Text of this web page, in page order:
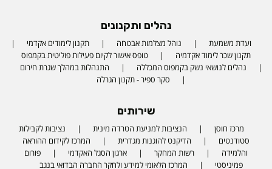
נהלים ותקנונים
ועדת משמעת נוהל מצלמות אבטחה
תקנון לימודים אקדמי
תקנון שכר לימוד אקדמיה
טופס אישור לקיום פעילות פוליטית בקמפוס
נהלים לנושאי נשק בקמפוס המכללה
התנהלות במהלך שגרת חירום
סקר ספיר - תקנון הגרלה
שירותים
מרכז חוסן הנציבות למניעת הטרדה מינית
נציבות לקבילות
סטודנטים
הדיקנט להוגנות מגדרית
המרכז לקידום ההוראה
והלמידה
רשות המחקר ארגון הסגל האקדמי
פורום
פמיניסטי
המרכז הלאומי למידע ולחקר החברה הבדואי בנגב